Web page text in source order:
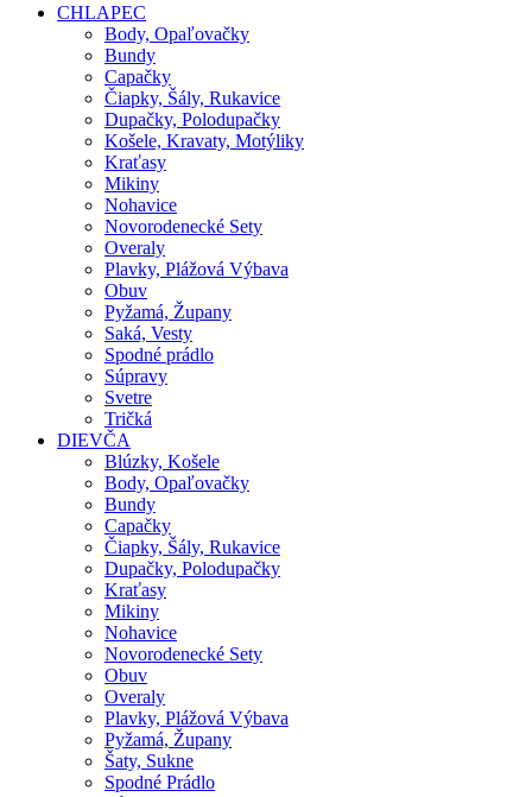
CHLAPEC
Body, Opaľovačky
Bundy
Capačky
Čiapky, Šály, Rukavice
Dupačky, Polodupačky
Košele, Kravaty, Motýliky
Kraťasy
Mikiny
Nohavice
Novorodenecké Sety
Overaly
Plavky, Plážová Výbava
Obuv
Pyžamá, Župany
Saká, Vesty
Spodné prádlo
Súpravy
Svetre
Tričká
DIEVČA
Blúzky, Košele
Body, Opaľovačky
Bundy
Capačky
Čiapky, Šály, Rukavice
Dupačky, Polodupačky
Kraťasy
Mikiny
Nohavice
Novorodenecké Sety
Obuv
Overaly
Plavky, Plážová Výbava
Pyžamá, Župany
Šaty, Sukne
Spodné Prádlo